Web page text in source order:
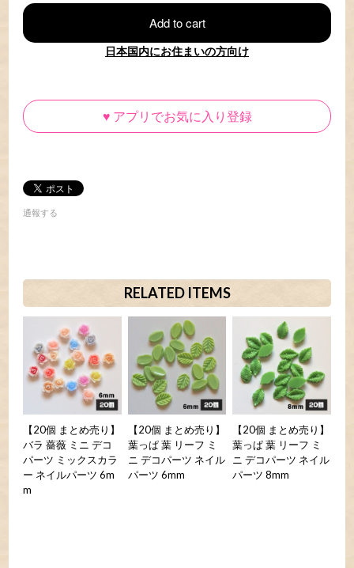
Add to cart
日本国内にお住まいの方向け
♥ アプリでお気に入り登録
通報する
RELATED ITEMS
【20個 まとめ売り】
バラ 薔薇 ミニ デコ
パーツ ミックスカラ
ー ネイルパーツ 6m
m
【20個 まとめ売り】
葉っぱ 葉 リーフ ミ
ニ デコパーツ ネイル
パーツ 6mm
【20個 まとめ売り】
葉っぱ 葉 リーフ ミ
ニ デコパーツ ネイル
パーツ 8mm